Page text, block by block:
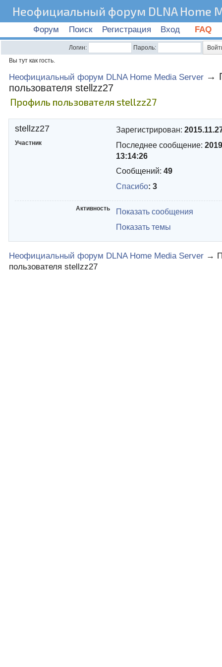
Неофициальный форум DLNA Home
Форум Поиск Регистрация Вход FAQ
Логин:
Пароль:
Вы тут как гость.
Неофициальный форум DLNA Home Media Server →
пользователя stellzz27
Профиль пользователя stellzz27
stellzz27
Участник
Зарегистрирован:
Последнее сообщение:
13:14:26
Сообщений: 49
Спасибо: 3
Активность
Показать сообщения
Показать темы
Неофициальный форум DLNA Home Media Server →
пользователя stellzz27